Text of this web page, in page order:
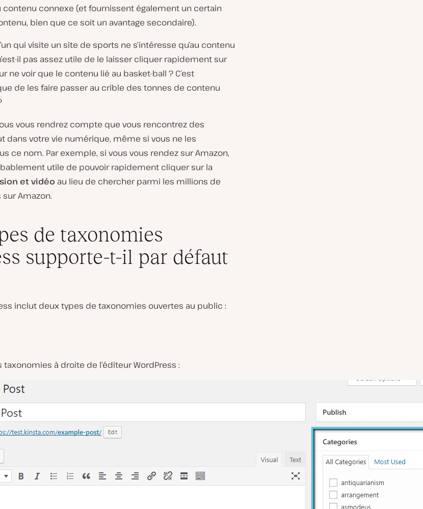
connexe (et fournissent également un certain
bien que ce soit un avantage secondaire).
qui visite un site de sports ne s’intéresse qu’au contenu
il pas assez utile de le laisser cliquer rapidement sur
ne voir que le contenu lié au basket-ball ? C’est
de les faire passer au crible des tonnes de contenu
vous rendrez compte que vous rencontrez des
dans votre vie numérique, même si vous ne les
ce nom. Par exemple, si vous vous rendez sur Amazon,
utile de pouvoir rapidement cliquer sur la
et vidéo au lieu de chercher parmi les millions de
Amazon.
de taxonomies
supporte-t-il par défaut
inclut deux types de taxonomies ouvertes au public :
à droite de l’éditeur WordPress :